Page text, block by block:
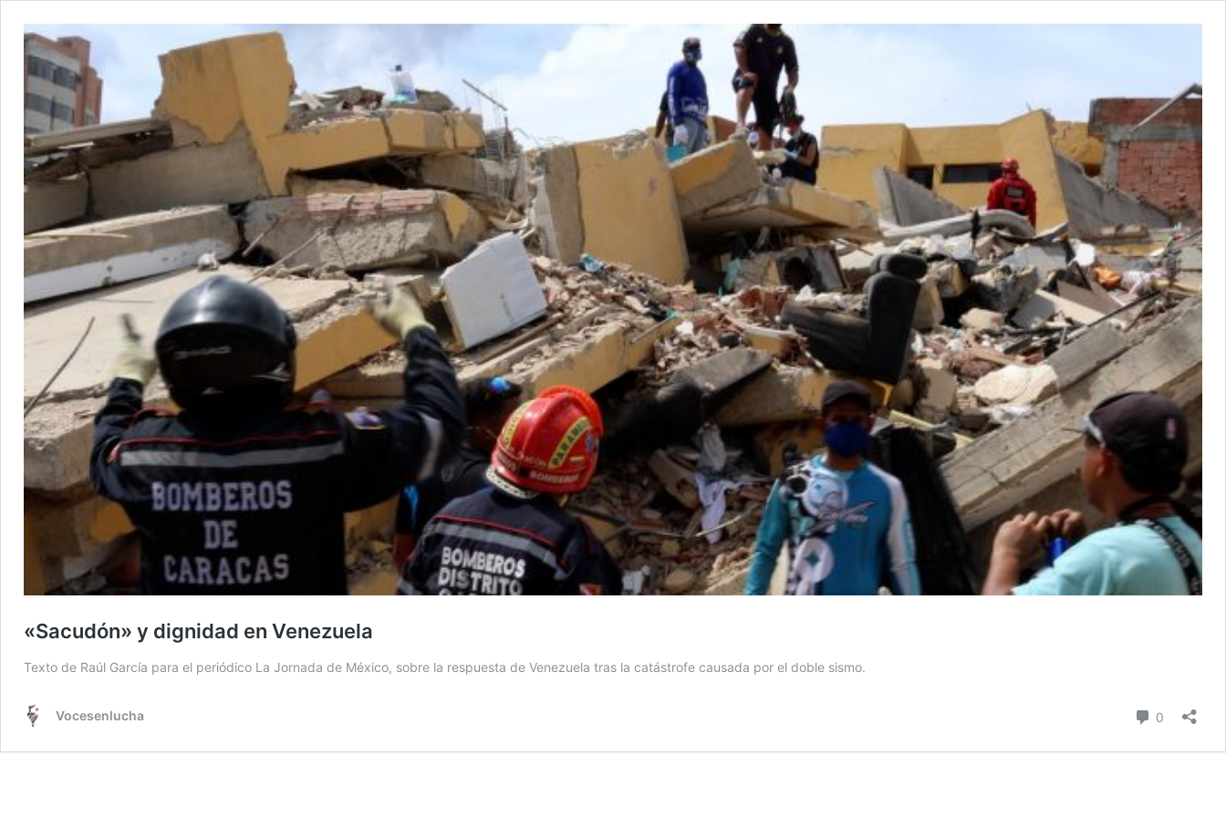
«Sacudón» y dignidad en Venezuela
Texto de Raúl García para el periódico La Jornada de México, sobre la respuesta de Venezuela tras la catástrofe causada por el doble sismo.
Vocesenlucha 0